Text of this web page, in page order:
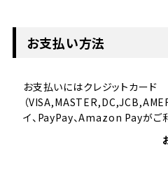
お支払い方法
お支払いにはクレジットカード
（
イ、PayPay、Amazon Payがご